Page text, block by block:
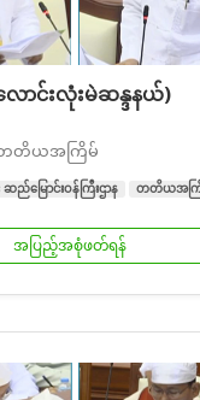
ာင်းလုံးမဲဆန္ဒနယ်)
တိယအကြိမ်
ည်မြောင်းဝန်ကြီးဌာန တတိယအက
အပြည့်အစုံဖတ်ရန်